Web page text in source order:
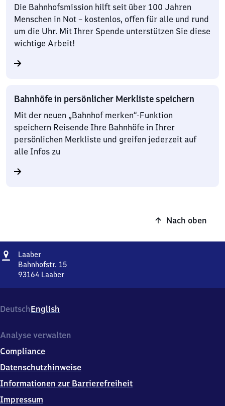
Die Bahnhofsmission hilft seit über 100 Jahren
Menschen in Not – kostenlos, offen für alle und rund
um die Uhr. Mit Ihrer Spende unterstützen Sie diese
wichtige Arbeit!
Bahnhöfe in persönlicher Merkliste speichern
Mit der neuen „Bahnhof merken“-Funktion
speichern Reisende Ihre Bahnhöfe in Ihrer
persönlichen Merkliste und greifen jederzeit auf
alle Infos zu
Nach oben
Adresse
LaaberLaaber
Bahnhofstr. 15
93164 Laaber
15,
9
1
4
Laaber
DeutschEnglish
Analyse verwalten
Compliance
Datenschutzhinweise
Informationen zur Barrierefreiheit
Impressum